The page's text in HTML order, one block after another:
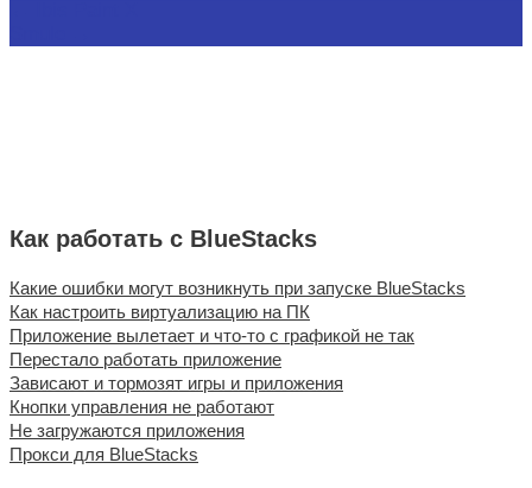
по
Как работать с BlueStacks
Какие ошибки могут возникнуть при запуске BlueStacks
Как настроить виртуализацию на ПК
Приложение вылетает и что-то с графикой не так
Перестало работать приложение
Зависают и тормозят игры и приложения
Кнопки управления не работают
Не загружаются приложения
Прокси для BlueStacks